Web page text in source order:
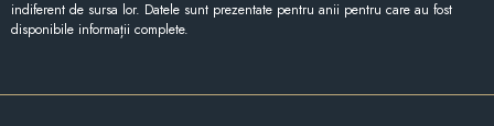
indiferent de sursa lor. Datele sunt prezentate pentru anii pentru care au fost
disponibile informații complete.